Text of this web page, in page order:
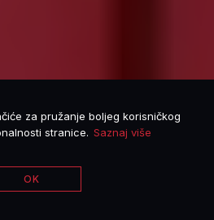
za pružanje boljeg korisničkog
stranice. Saznaj više
OK